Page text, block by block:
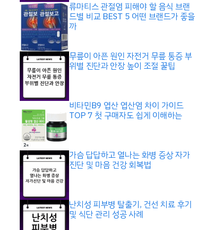
류마티스 관절염 피해야 할 음식 브랜
드별 비교 BEST 5 어떤 브랜드가 좋을
까
무릎이 아픈 원인 자전거 무릎 통증 부
위별 진단과 안장 높이 조절 꿀팁
비타민B9 엽산 엽산염 차이 가이드
TOP 7 첫 구매자도 쉽게 이해하는
가슴 답답하고 열나는 화병 증상 자가
진단 및 마음 건강 회복법
난치성 피부병 탈출기, 건선 치료 후기
및 식단 관리 성공 사례